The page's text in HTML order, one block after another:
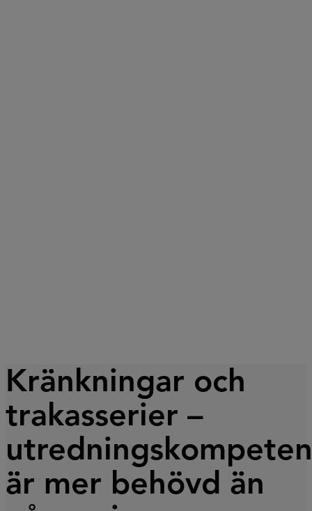
Kränkningar och
trakasserier –
är mer behövd än